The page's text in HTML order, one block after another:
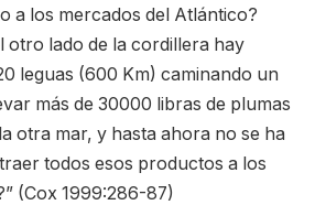
a los mercados del Atlántico?
otro lado de la cordillera hay
leguas (600 Km) caminando un
más de 30000 libras de plumas
otra mar, y hasta ahora no se ha
todos esos productos a los
(Cox 1999:286-87)